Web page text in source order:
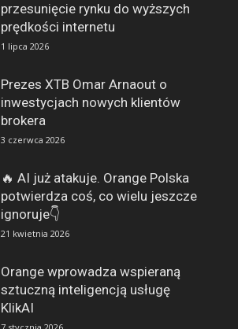
przesunięcie rynku do wyższych
prędkości internetu
1 lipca 2026
Prezes XTB Omar Arnaout o
inwestycjach nowych klientów
brokera
3 czerwca 2026
🔥 AI już atakuje. Orange Polska
potwierdza coś, co wielu jeszcze
ignoruje👇
21 kwietnia 2026
Orange wprowadza wspieraną
sztuczną inteligencją usługę
KlikAI